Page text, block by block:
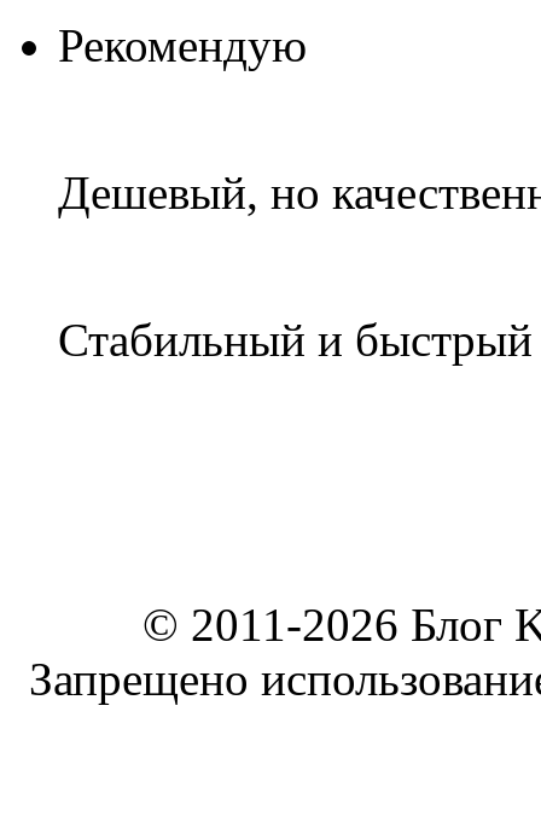
Рекомендую
Дешевый, но
Стабильный и
© 2011-2026 Блог
Запрещено